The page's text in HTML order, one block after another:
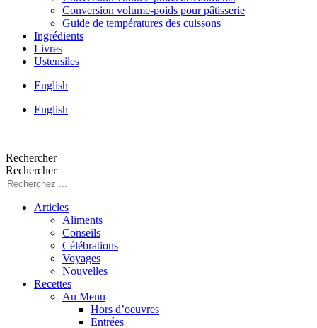
Conversion volume-poids pour pâtisserie
Guide de températures des cuissons
Ingrédients
Livres
Ustensiles
English
English
Rechercher
Rechercher
Articles
Aliments
Conseils
Célébrations
Voyages
Nouvelles
Recettes
Au Menu
Hors d’oeuvres
Entrées